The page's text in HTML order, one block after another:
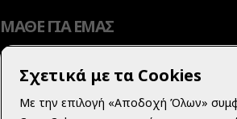
ΜΑΘΕ ΓΙΑ ΕΜΑΣ
Σχετικά με τα Cookies
Με την επιλογή «Αποδοχή Όλων»